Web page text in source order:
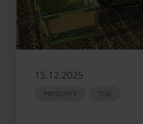
15.12.2025
PRODUKTY TISK